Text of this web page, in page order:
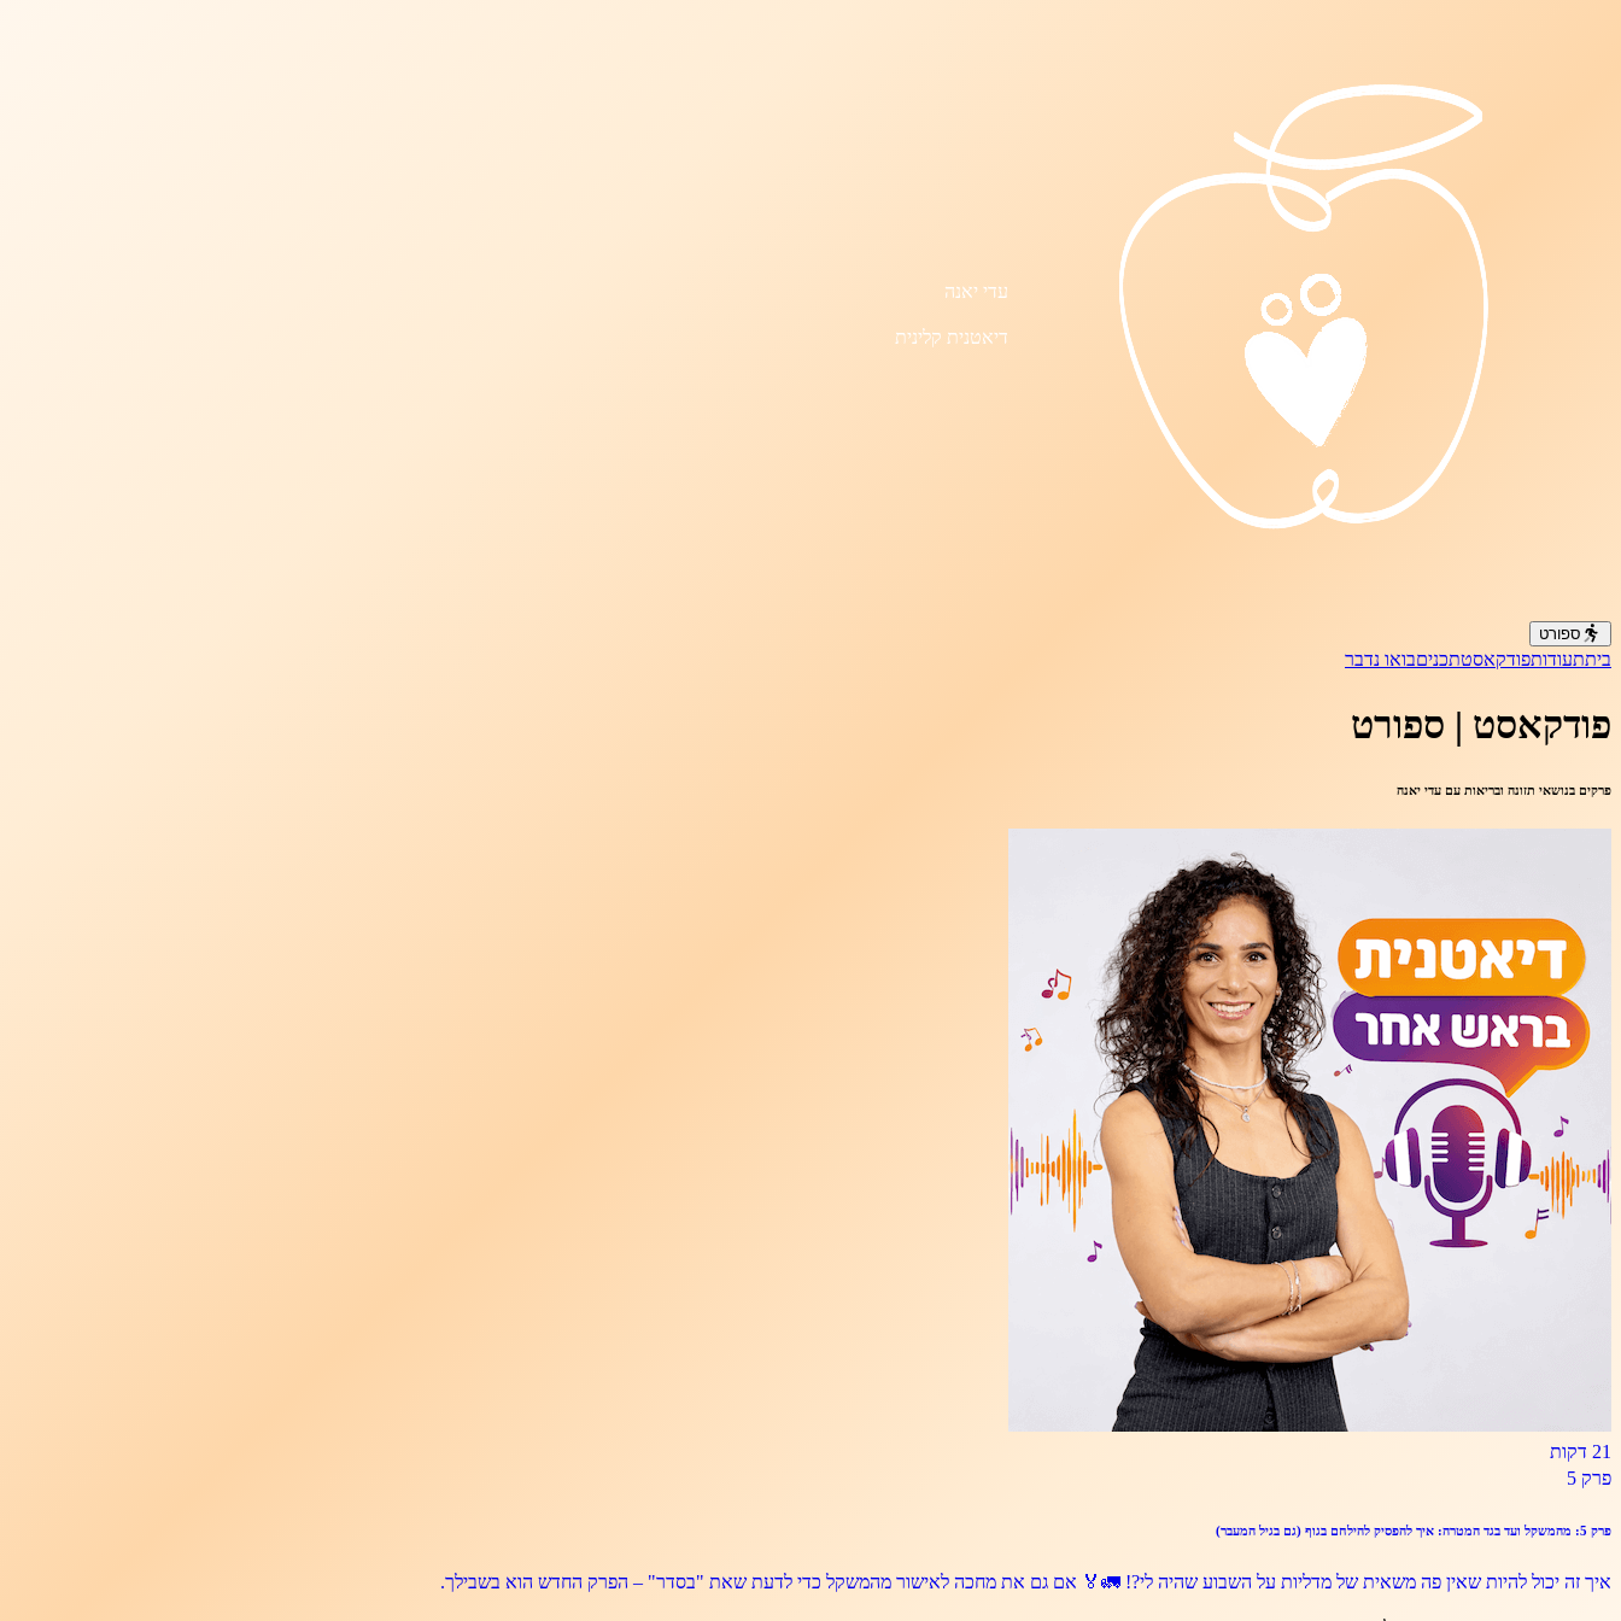
עדי יאנה
דיאטנית קלינית
ספורט
ביתתעודותפודקאסטתכניםבואו נדבר
פודקאסט | ספורט
פרקים בנושאי תזונה ובריאות עם עדי יאנה
21 דקות
פרק 5
פרק 5: מהמשקל ועד בגד המטרה: איך להפסיק להילחם בגוף (גם בגיל המעבר)
איך זה יכול להיות שאין פה משאית של מדליות על השבוע שהיה לי?! 🚛🏅 אם גם את מחכה לאישור מהמשקל כדי לדעת שאת "בסדר" – הפרק החדש הוא בשבילך.